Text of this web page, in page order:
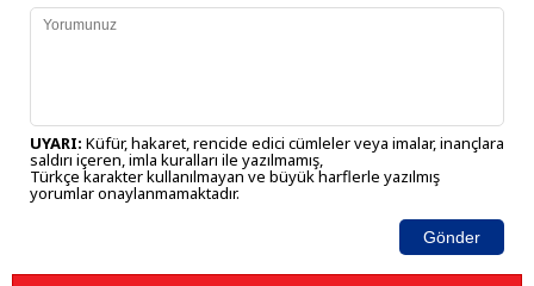
UYARI: Küfür, hakaret, rencide edici cümleler veya imalar, inançlara
saldırı içeren, imla kuralları ile yazılmamış,
Türkçe karakter kullanılmayan ve büyük harflerle yazılmış
yorumlar onaylanmamaktadır.
Gönder